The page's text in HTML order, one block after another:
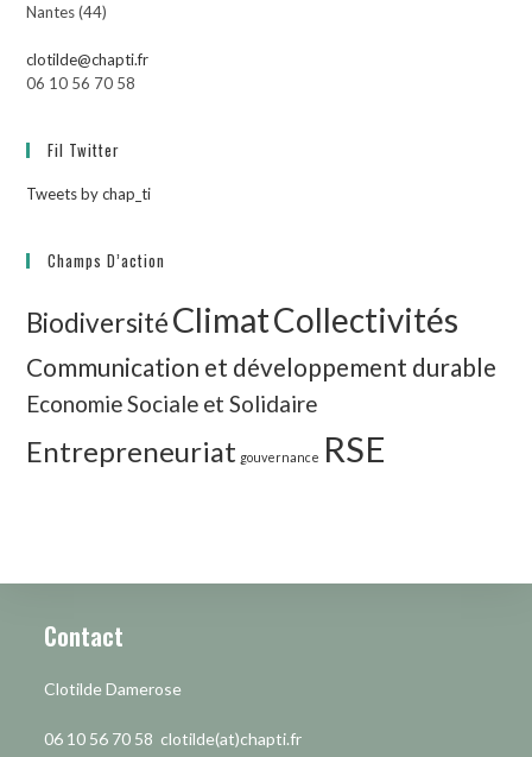
Nantes (44)
clotilde@chapti.fr
06 10 56 70 58
Fil Twitter
Tweets by chap_ti
Champs D’action
BiodiversitéClimatCollectivités
Communication et développement durable
Economie Sociale et Solidaire
Entrepreneuriat gouvernance RSE
Contact
Clotilde Damerose
06 10 56 70 58 clotilde(at)chapti.fr